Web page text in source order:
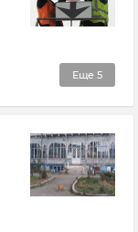
Еще 5